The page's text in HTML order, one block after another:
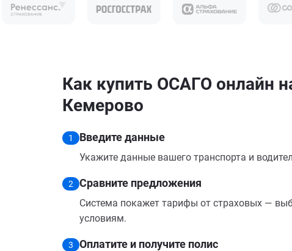
Как купить ОСАГО онлайн
Кемерово
1 Введите данные
Укажите данные вашего транспорта и
2 Сравните предложения
Система покажет тарифы от страховых —
условиям.
3 Оплатите и получите полис